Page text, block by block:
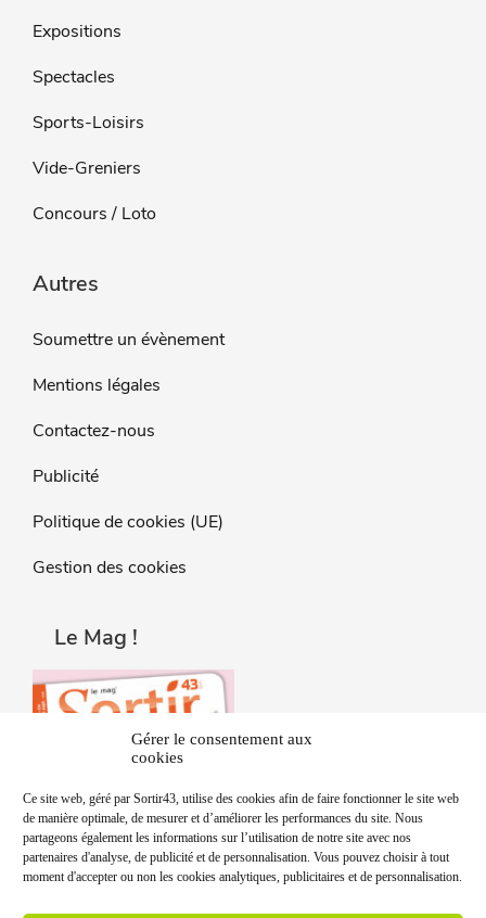
Gérer le consentement aux
cookies
Ce site web, géré par Sortir43, utilise des cookies afin de faire fonctionner le site web
de manière optimale, de mesurer et d’améliorer les performances du site. Nous
partageons également les informations sur l’utilisation de notre site avec nos
partenaires d'analyse, de publicité et de personnalisation. Vous pouvez choisir à tout
moment d'accepter ou non les cookies analytiques, publicitaires et de personnalisation.
Expositions
Spectacles
Sports-Loisirs
Vide-Greniers
Concours / Loto
Autres
Soumettre un évènement
Mentions légales
Contactez-nous
Publicité
Politique de cookies (UE)
Gestion des cookies
Le Mag !